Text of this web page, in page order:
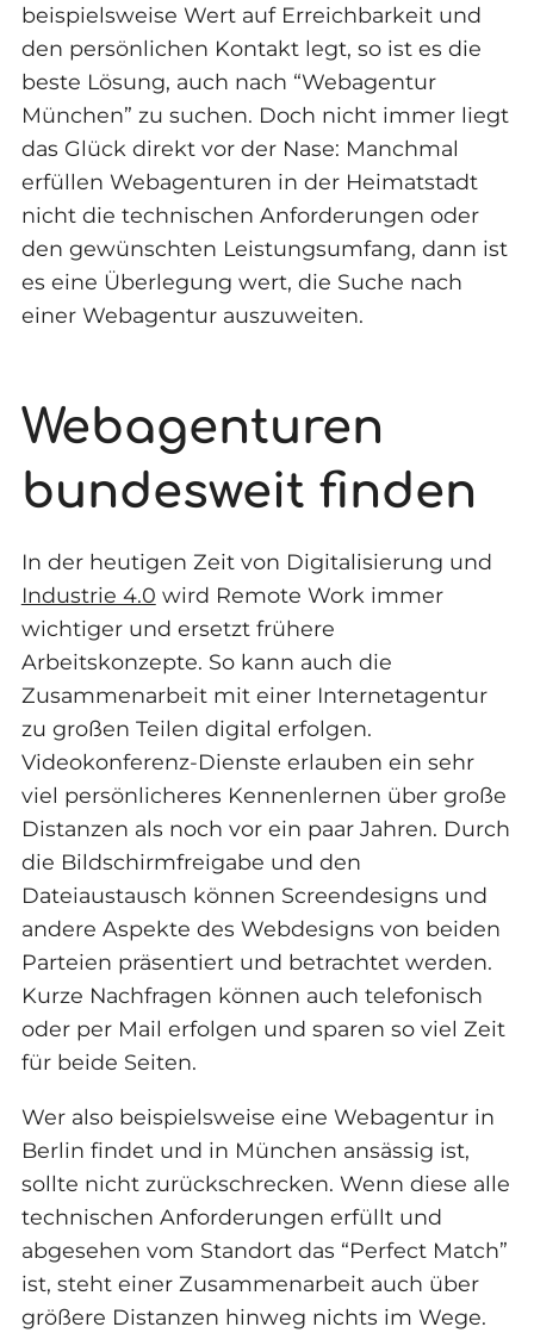
beispielsweise Wert auf Erreichbarkeit und
den persönlichen Kontakt legt, so ist es die
beste Lösung, auch nach “Webagentur
München” zu suchen. Doch nicht immer liegt
das Glück direkt vor der Nase: Manchmal
erfüllen Webagenturen in der Heimatstadt
nicht die technischen Anforderungen oder
den gewünschten Leistungsumfang, dann ist
es eine Überlegung wert, die Suche nach
einer Webagentur auszuweiten.
Webagenturen
bundesweit finden
In der heutigen Zeit von Digitalisierung und
Industrie 4.0 wird Remote Work immer
wichtiger und ersetzt frühere
Arbeitskonzepte. So kann auch die
Zusammenarbeit mit einer Internetagentur
zu großen Teilen digital erfolgen.
Videokonferenz-Dienste erlauben ein sehr
viel persönlicheres Kennenlernen über große
Distanzen als noch vor ein paar Jahren. Durch
die Bildschirmfreigabe und den
Dateiaustausch können Screendesigns und
andere Aspekte des Webdesigns von beiden
Parteien präsentiert und betrachtet werden.
Kurze Nachfragen können auch telefonisch
oder per Mail erfolgen und sparen so viel Zeit
für beide Seiten.
Wer also beispielsweise eine Webagentur in
Berlin findet und in München ansässig ist,
sollte nicht zurückschrecken. Wenn diese alle
technischen Anforderungen erfüllt und
abgesehen vom Standort das “Perfect Match”
ist, steht einer Zusammenarbeit auch über
größere Distanzen hinweg nichts im Wege.